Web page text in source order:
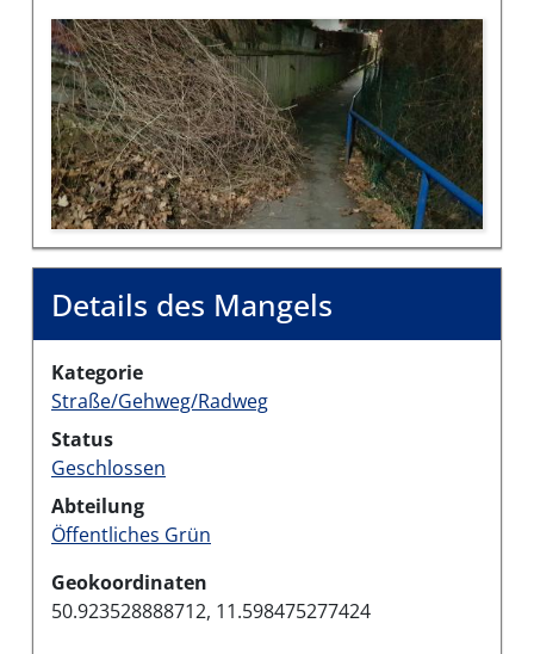
Bilder des Mangels
Details des Mangels
Kategorie
Straße/Gehweg/Radweg
Status
Geschlossen
Abteilung
Öffentliches Grün
Geokoordinaten
50.923528888712, 11.598475277424